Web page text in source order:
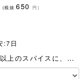
(税抜650 円)
:7日
15種類以上のスパイスに、レモングラスとトマトをブレンド